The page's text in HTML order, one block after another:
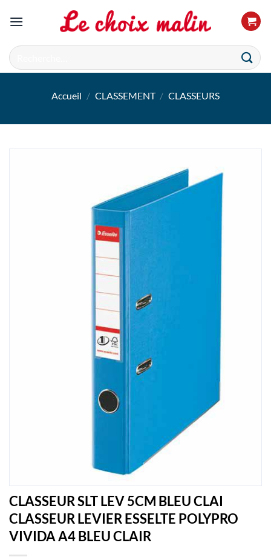
Recherche
pour :
Accueil / CLASSEMENT / CLASSEURS
CLASSEUR SLT LEV 5CM BLEU CLAI
CLASSEUR LEVIER ESSELTE POLYPRO
VIVIDA A4 BLEU CLAIR